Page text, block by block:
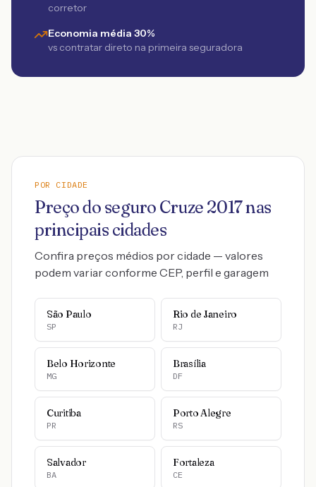
corretor
Economia média 30%
vs contratar direto na primeira seguradora
POR CIDADE
Preço do seguro Cruze 2017nas
principais cidades
Confira preços médios por cidade — valores
podem variar conforme CEP, perfil e garagem
São Paulo
SP
Rio de Janeiro
RJ
Belo Horizonte
MG
Brasília
DF
Curitiba
PR
Porto Alegre
RS
Salvador
BA
Fortaleza
CE